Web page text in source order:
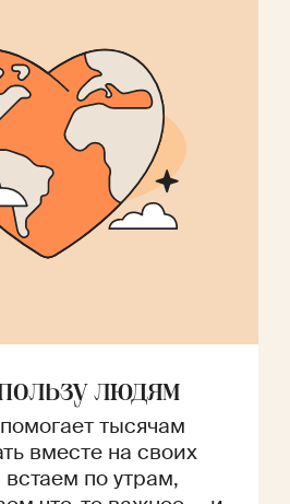
людям
тысячам
вместе на своих
по утрам,